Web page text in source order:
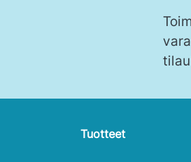
Tuotteet